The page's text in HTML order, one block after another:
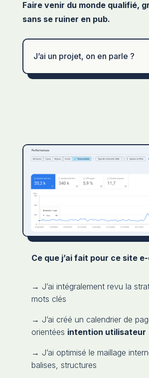
Faire venir du monde qualifié,
sans se ruiner en pub.
J’ai un projet, on en parle ?
Ce que j’ai fait pour ce site
→ J’ai intégralement revu la
mots clés
→ J’ai créé un calendrier de
orientées intention utilisateur
→ J’ai optimisé le maillage
balises, structures